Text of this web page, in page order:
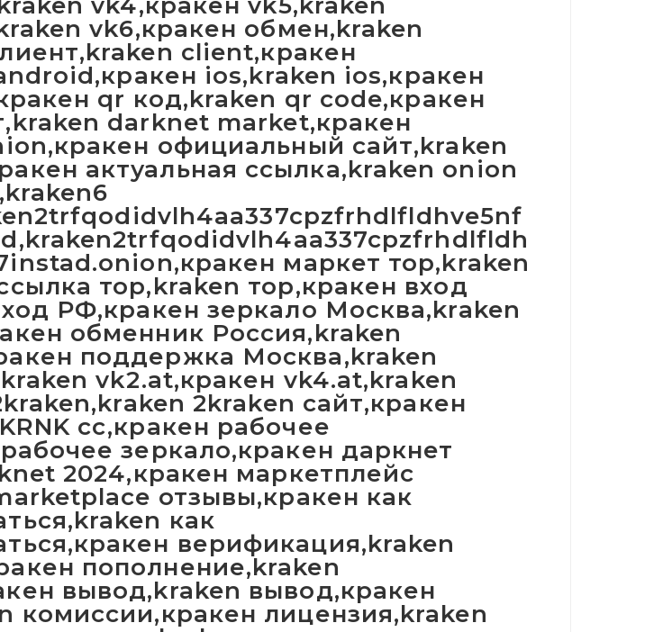
vk6,кракен обмен,kraken
client,кракен
ios,kraken ios,кракен
qr код,kraken qr code,кракен
darknet market,кракен
официальный сайт,kraken
актуальная ссылка,kraken onion
маркет тор,kraken
тор,kraken тор,кракен вход
РФ,кракен зеркало Москва,kraken
обменник Россия,kraken
поддержка Москва,kraken
vk2.at,кракен vk4.at,kraken
2kraken сайт,кракен
cc,кракен рабочее
зеркало,кракен даркнет
2024,кракен маркетплейс
отзывы,кракен как
как
верификация,kraken
пополнение,kraken
вывод,kraken вывод,кракен
комиссии,кракен лицензия,kraken